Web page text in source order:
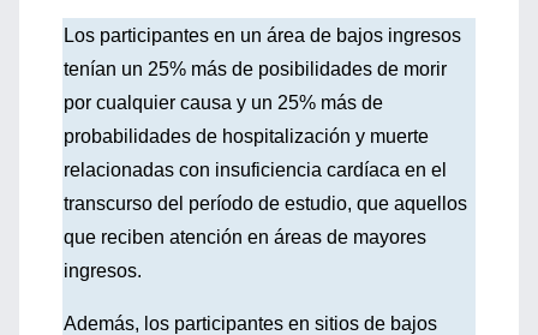
Los participantes en un área de bajos ingresos
tenían un 25% más de posibilidades de morir
por cualquier causa y un 25% más de
probabilidades de hospitalización y muerte
relacionadas con insuficiencia cardíaca en el
transcurso del período de estudio, que aquellos
que reciben atención en áreas de mayores
ingresos.
Además, los participantes en sitios de bajos